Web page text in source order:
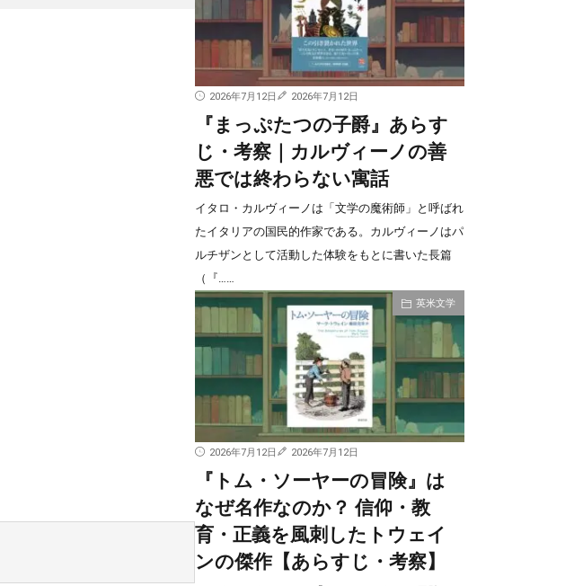
2026年7月12日 2026年7月12日
『まっぷたつの子爵』あらす
じ・考察｜カルヴィーノの善
悪では終わらない寓話
イタロ・カルヴィーノは「文学の魔術師」と呼ばれ
たイタリアの国民的作家である。カルヴィーノはパ
ルチザンとして活動した体験をもとに書いた長篇
（『……
英米文学
2026年7月12日 2026年7月12日
『トム・ソーヤーの冒険』は
なぜ名作なのか？ 信仰・教
育・正義を風刺したトウェイ
ンの傑作【あらすじ・考察】